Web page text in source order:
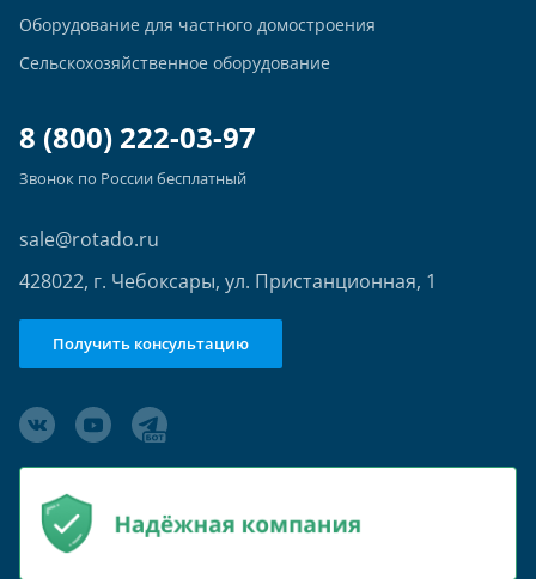
Оборудование для частного домостроения
Сельскохозяйственное оборудование
8 (800) 222-03-97
Звонок по России бесплатный
sale@rotado.ru
428022, г. Чебоксары, ул. Пристанционная, 1
Получить консультацию